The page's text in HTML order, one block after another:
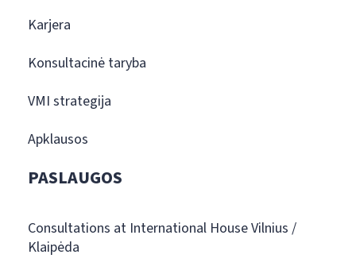
Karjera
Konsultacinė taryba
VMI strategija
Apklausos
PASLAUGOS
Consultations at International House Vilnius /
Klaipėda